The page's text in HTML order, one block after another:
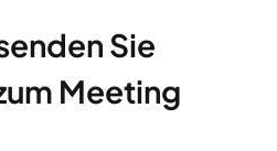
Sie
Meeting